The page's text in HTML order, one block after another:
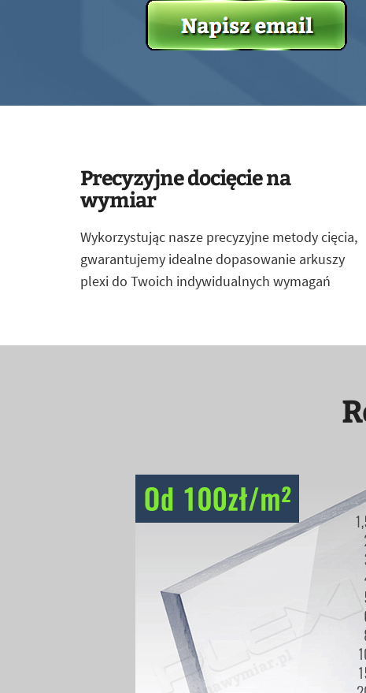
Precyzyjne docięcie na
wymiar
Wykorzystując nasze precyzyjne metody cięcia,
gwarantujemy idealne dopasowanie arkuszy
plexi do Twoich indywidualnych wymagań